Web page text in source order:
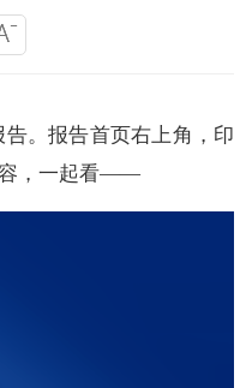
。报告首页右上角，印
容，一起看——